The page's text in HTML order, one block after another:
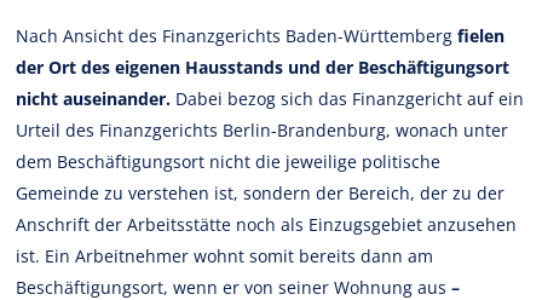
Nach Ansicht des Finanzgerichts Baden-Württembergfielen
der Ort des eigenen Hausstands und der Beschäftigungsort
nicht auseinander. Dabei bezog sich das Finanzgericht auf ein
Urteil des Finanzgerichts Berlin-Brandenburg, wonach unter
dem Beschäftigungsort nicht die jeweilige politische
Gemeinde zu verstehen ist, sondern der Bereich, der zu der
Anschrift der Arbeitsstätte noch als Einzugsgebiet anzusehen
ist. Ein Arbeitnehmer wohnt somit bereits dann am
Beschäftigungsort, wenn er von seiner Wohnung aus–